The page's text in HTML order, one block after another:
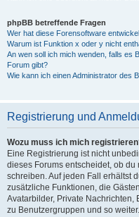
phpBB betreffende Fragen
Wer hat diese Forensoftware
Warum ist Funktion x oder y nicht
An wen soll ich mich wenden, falls es
Forum gibt?
Wie kann ich einen Administrator des
Registrierung und
Wozu muss ich mich
Eine Registrierung ist nicht
dieses Forums entscheidet, ob
schreiben. Auf jeden Fall erhältst
zusätzliche Funktionen, die
Avatarbilder, Private Nachrichten,
zu Benutzergruppen und so